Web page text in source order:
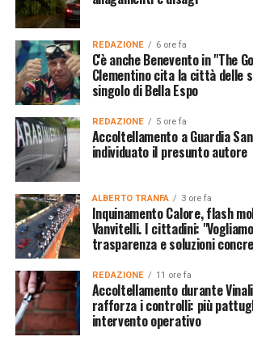
REDAZIONE 6 ore fa
C'è anche Benevento in "The
Clementino cita la città delle
singolo di Bella Espo
REDAZIONE 5 ore fa
Accoltellamento a Guardia
individuato il presunto autore
ALBERTO TRANFA 3 ore fa
Inquinamento Calore, flash
Vanvitelli. I cittadini:
trasparenza e soluzioni
REDAZIONE 11 ore fa
Accoltellamento durante
rafforza i controlli: più
intervento operativo